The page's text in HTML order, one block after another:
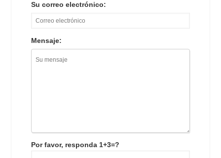
Su correo electrónico:
Mensaje:
Por favor, responda 1+3=?